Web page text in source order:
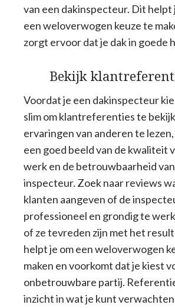
van een dakinspecteur. Dit helpt
een weloverwogen keuze te
zorgt ervoor dat je dak in goede
Bekijk
Voordat je een dakinspecteur
slim om klantreferenties te
ervaringen van anderen te
een goed beeld van de kwaliteit
werk en de betrouwbaarheid
inspecteur. Zoek naar reviews
klanten aangeven of de
professioneel en grondig te
of ze tevreden zijn met het
helpt je om een weloverwogen
maken en voorkomt dat je kiest
onbetrouwbare partij.
inzicht in wat je kunt